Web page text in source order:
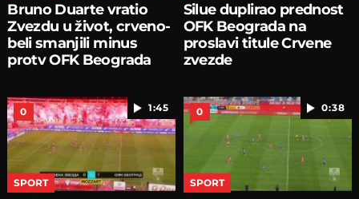
Bruno Duarte vratio
Zvezdu u život, crveno-
beli smanjili minus
protv OFK Beograda
Silue duplirao prednost
OFK Beograda na
proslavi titule Crvene
zvezde
1:45
0
SPORT
0:38
0
SPORT